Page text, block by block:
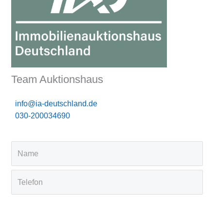
Team Auktionshaus
info@ia-deutschland.de
030-200034690